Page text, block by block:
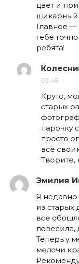
цвет и
шикарный
Главное —
тебе
ребята!
03:48
Круто,
старых
парочку
просто
всё
Творите,
Эмилия
Я недавно
из старых
все
повесила,
Теперь у
мелочи